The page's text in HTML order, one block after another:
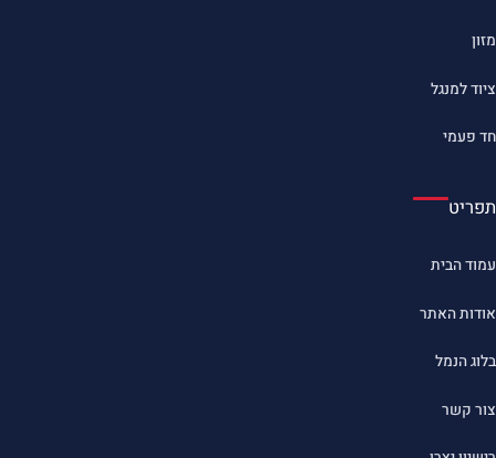
מזון
ציוד למנגל
חד פעמי
תפריט
עמוד הבית
אודות האתר
בלוג הנמל
צור קשר